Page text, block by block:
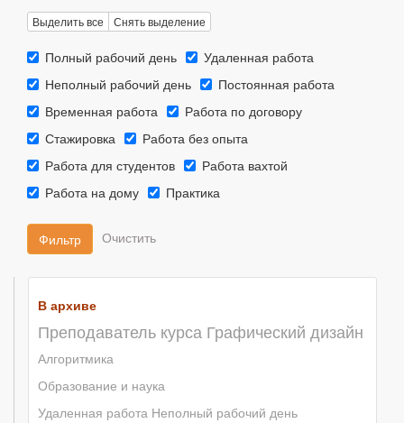
Выделить все Снять выделение
Тип
Полный рабочий день
Тип
занятости::
Удаленная работа
Тип
Неполный рабочий день
Тип
Постоянная работа
Тип
Временная работа
Тип
Работа по договору
Тип
Стажировка
Тип
занятости::
Работа без опыта
Тип
Работа для студентов
Тип
Работа вахтой
Тип
Работа на дому
Тип
Практика
Фильтр
В архиве
Преподаватель курса Графический дизайн
Алгоритмика
Образование и наука
Удаленная работа Неполный рабочий день